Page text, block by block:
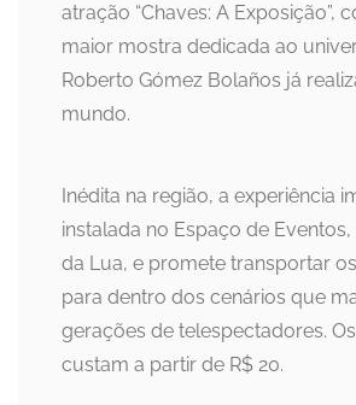
atração “Chaves: A Exposição”,
maior mostra dedicada ao
Roberto Gómez Bolaños já
mundo.
Inédita na região, a experiência
instalada no Espaço de Eventos,
da Lua, e promete transportar
para dentro dos cenários que
gerações de telespectadores.
custam a partir de R$ 20.